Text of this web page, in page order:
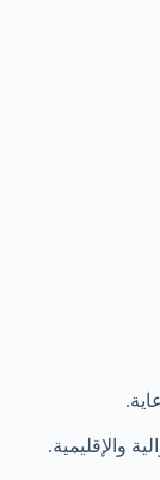
والإقليمية.